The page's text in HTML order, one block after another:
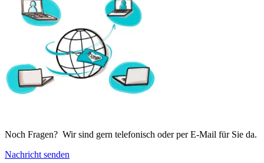
Noch Fragen? Wir sind gern telefonisch oder per E-Mail für Sie da.
Nachricht senden